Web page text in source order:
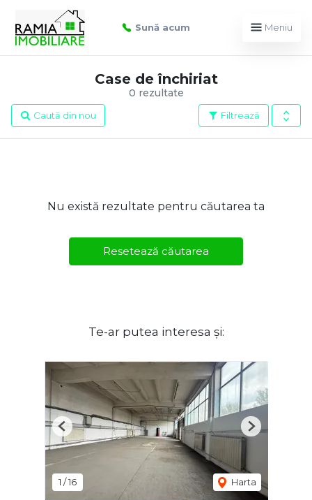
Sună acum Meniu
0 rezultate
Case de închiriat
Filtrează
Caută din nou
Nu există rezultate pentru căutarea ta
Resetează căutarea
Te-ar putea interesa și:
1 /16 Harta
Previous Next